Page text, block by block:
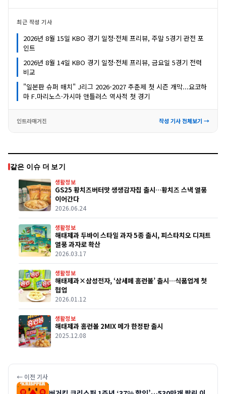
최근 작성 기사
2026년 8월 15일 KBO 경기 일정·전체 프리뷰, 주말 5경기 관전 포
인트
2026년 8월 14일 KBO 경기 일정·전체 프리뷰, 금요일 5경기 전력
비교
"일본판 슈퍼 매치" J리그 2026-2027 추춘제 첫 시즌 개막...요코하
마 F.마리노스·가시마 앤틀러스 역사적 첫 경기
인트라매거진 작성 기사 전체보기 →
같은 이슈 더 보기
생활정보
GS25 황치즈버터맛 생생감자칩 출시…황치즈 스낵 열풍
이어간다
2026.06.24
생활정보
해태제과 두바이 스타일 과자 5종 출시, 피스타치오 디저트
열풍 과자로 확산
2026.03.17
생활정보
해태제과×삼성전자, ‘삼세페 홈런볼’ 출시…식품업계 첫
협업
2026.01.12
생활정보
해태제과 홈런볼 2MIX 메가 한정판 출시
2025.12.08
← 이전 기사